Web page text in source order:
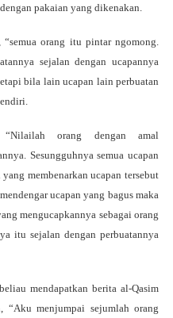
pakaian yang dikenakan.
orang itu pintar ngomong.
sejalan dengan ucapannya
bila lain ucapan lain perbuatan
“Nilailah orang dengan amal
Sesungguhnya semua ucapan
membenarkan ucapan tersebut
ucapan yang bagus maka
mengucapkannya sebagai orang
itu sejalan dengan perbuatannya
mendapatkan berita al-Qasim
“Aku menjumpai sejumlah orang